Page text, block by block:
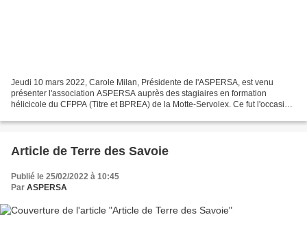
Jeudi 10 mars 2022, Carole Milan, Présidente de l'ASPERSA, est venu
présenter l'association ASPERSA auprès des stagiaires en formation
hélicicole du CFPPA (Titre et BPREA) de la Motte-Servolex. Ce fut l'occasion
Article de Terre des Savoie
Publié le 25/02/2022 à 10:45
Par ASPERSA